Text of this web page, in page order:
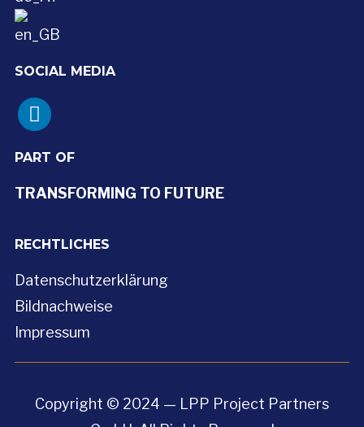
SOCIAL MEDIA
linkedin
PART OF
TRANSFORMING TO FUTURE
RECHTLICHES
Datenschutzerklärung
Bildnachweise
Impressum
Copyright © 2024 — LPP Project Partners